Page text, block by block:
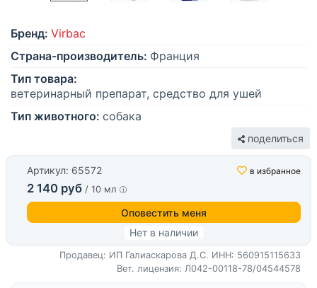
Бренд: Virbac
Страна-производитель: Франция
Тип товара:
ветеринарный препарат, средство для ушей
Тип животного: собака
поделиться
Артикул: 65572 в избранное
2 140 руб / 10 мл
Оповестить меня
Нет в наличии
Продавец: ИП Галиаскарова Д.С. ИНН: 560915115633
Вет. лицензия: Л042-00118-78/04544578